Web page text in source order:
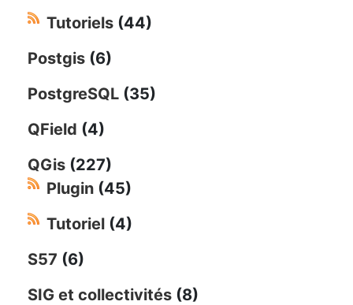
Tutoriels (44)
Postgis (6)
PostgreSQL (35)
QField (4)
QGis (227)
Plugin (45)
Tutoriel (4)
S57 (6)
SIG et collectivités (8)